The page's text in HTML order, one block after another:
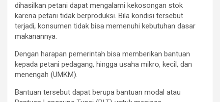
dihasilkan petani dapat mengalami kekosongan stok
karena petani tidak berproduksi. Bila kondisi tersebut
terjadi, konsumen tidak bisa memenuhi kebutuhan dasar
makanannya.
Dengan harapan pemerintah bisa memberikan bantuan
kepada petani pedagang, hingga usaha mikro, kecil, dan
menengah (UMKM).
Bantuan tersebut dapat berupa bantuan modal atau